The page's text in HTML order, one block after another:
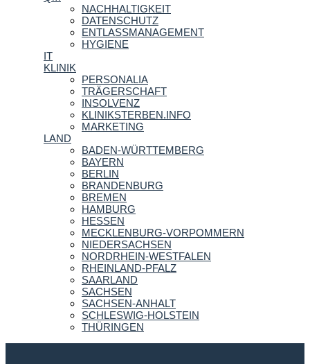
NACHHALTIGKEIT
DATENSCHUTZ
ENTLASSMANAGEMENT
HYGIENE
IT
KLINIK
PERSONALIA
TRÄGERSCHAFT
INSOLVENZ
KLINIKSTERBEN.INFO
MARKETING
LAND
BADEN-WÜRTTEMBERG
BAYERN
BERLIN
BRANDENBURG
BREMEN
HAMBURG
HESSEN
MECKLENBURG-VORPOMMERN
NIEDERSACHSEN
NORDRHEIN-WESTFALEN
RHEINLAND-PFALZ
SAARLAND
SACHSEN
SACHSEN-ANHALT
SCHLESWIG-HOLSTEIN
THÜRINGEN